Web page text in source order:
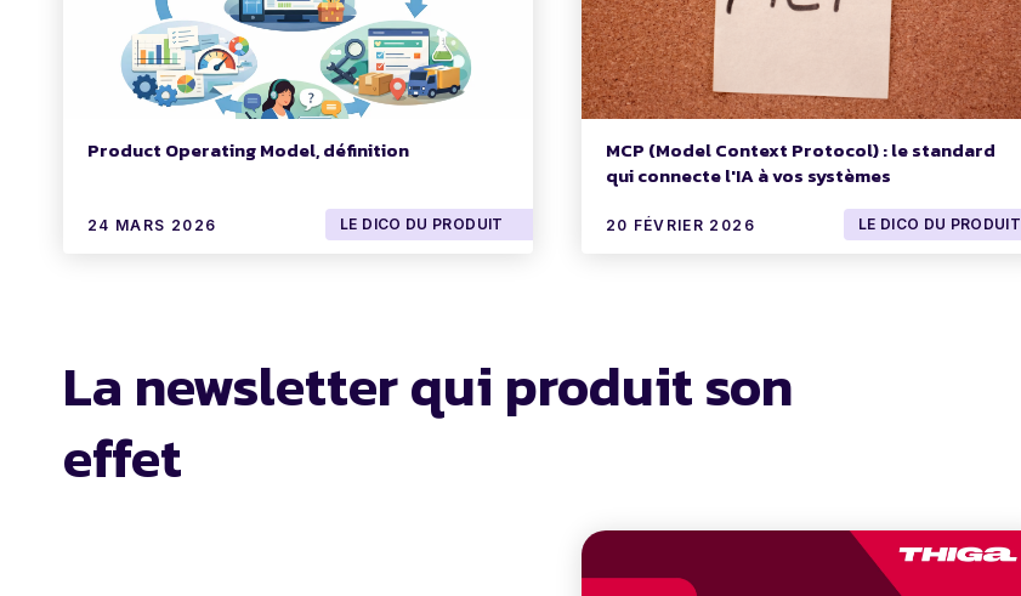
Product Operating Model, définition
24 MARS 2026 LE DICO DU PRODUIT
MCP (Model Context Protocol) : le standard
qui connecte l'IA à vos systèmes
20 FÉVRIER 2026 LE DICO DU PRODUIT
La newsletter qui produit son
effet